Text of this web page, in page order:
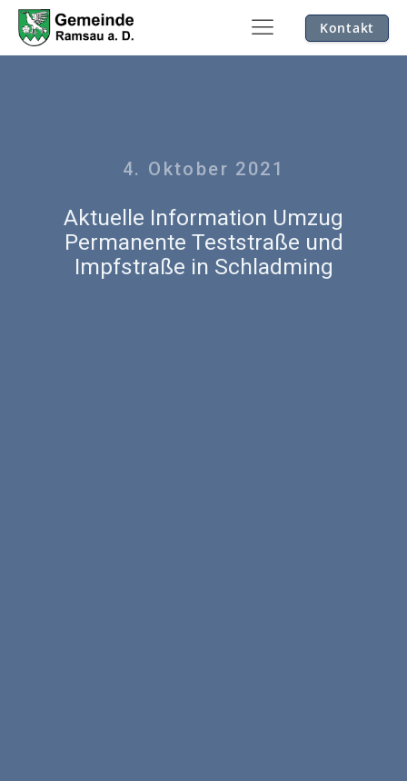
Kontakt
4. Oktober 2021
Aktuelle Information Umzug
Permanente Teststraße und
Impfstraße in Schladming